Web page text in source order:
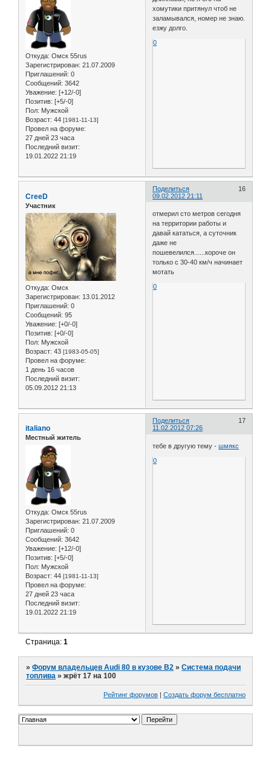
Откуда: Омск 55rus
Зарегистрирован: 21.07.2009
Приглашений: 0
Сообщений: 3642
Уважение: [+12/-0]
Позитив: [+5/-0]
Пол: Мужской
Возраст: 44 [1981-11-13]
Провел на форуме:
27 дней 23 часа
Последний визит:
19.01.2022 21:19
хомутики притянул чтоб не
заламывался, номер не знаю.
езжу долго.
0
Поделиться
16
09.02.2012 21:11
CreeD
Участник
Откуда: Омск
Зарегистрирован: 13.01.2012
Приглашений: 0
Сообщений: 95
Уважение: [+0/-0]
Позитив: [+0/-0]
Пол: Мужской
Возраст: 43 [1983-05-05]
Провел на форуме:
1 день 16 часов
Последний визит:
05.09.2012 21:13
отмерил сто метров сегодня
на территории работы и
давай кататься, а суточник
даже не
пошевелился......короче он
только с 30-40 км/ч начинает
мотать
0
Поделиться
17
11.02.2012 07:26
italiano
Местный житель
Откуда: Омск 55rus
Зарегистрирован: 21.07.2009
Приглашений: 0
Сообщений: 3642
Уважение: [+12/-0]
Позитив: [+5/-0]
Пол: Мужской
Возраст: 44 [1981-11-13]
Провел на форуме:
27 дней 23 часа
Последний визит:
19.01.2022 21:19
тебе в другую тему -шмякс
0
Страница:1
»Форум владельцев Audi 80 в кузове В2 »Система подачи
топлива »жрёт 17 на 100
Рейтинг форумов Создать форум бесплатно